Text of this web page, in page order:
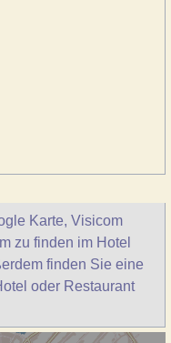
Karte, Visicom
zu finden im Hotel
finden Sie eine
oder Restaurant